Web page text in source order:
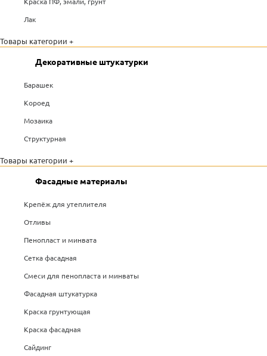
Лак
Товары категории +
Декоративные штукатурки
Барашек
Короед
Мозаика
Структурная
Товары категории +
Фасадные материалы
Крепёж для утеплителя
Отливы
Пенопласт и минвата
Сетка фасадная
Смеси для пенопласта и минваты
Фасадная штукатурка
Краска грунтующая
Краска фасадная
Сайдинг